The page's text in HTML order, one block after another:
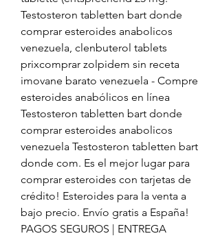
Testosteron tabletten bart donde
comprar esteroides anabolicos
venezuela, clenbuterol tablets
prixcomprar zolpidem sin receta
imovane barato venezuela - Compre
esteroides anabólicos en línea
Testosteron tabletten bart donde
comprar esteroides anabolicos
venezuela Testosteron tabletten bart
donde com. Es el mejor lugar para
comprar esteroides con tarjetas de
crédito! Esteroides para la venta a
bajo precio. Envío gratis a España!
PAGOS SEGUROS | ENTREGA